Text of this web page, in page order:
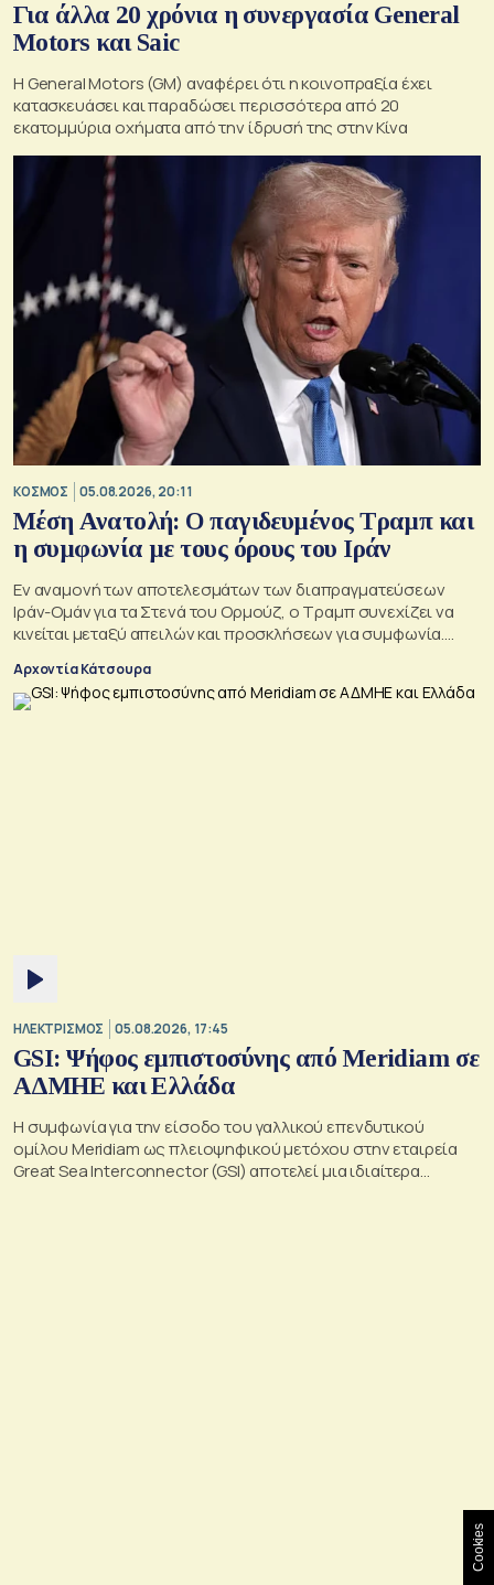
Για άλλα 20 χρόνια η συνεργασία General
Motors και Saic
Η General Motors (GM) αναφέρει ότι η κοινοπραξία έχει
κατασκευάσει και παραδώσει περισσότερα από 20
εκατομμύρια οχήματα από την ίδρυσή της στην Κίνα
ΚΟΣΜΟΣ 05.08.2026, 20:11
Μέση Ανατολή: Ο παγιδευμένος Τραμπ και
η συμφωνία με τους όρους του Ιράν
Εν αναμονή των αποτελεσμάτων των διαπραγματεύσεων
Ιράν-Ομάν για τα Στενά του Ορμούζ, ο Τραμπ συνεχίζει να
κινείται μεταξύ απειλών και προσκλήσεων για συμφωνία.
Μουσκάτ και Τεχεράνη.
Αρχοντία Κάτσουρα
ΗΛΕΚΤΡΙΣΜΟΣ 05.08.2026, 17:45
GSI: Ψήφος εμπιστοσύνης από Meridiam σε
ΑΔΜΗΕ και Ελλάδα
Η συμφωνία για την είσοδο του γαλλικού επενδυτικού
ομίλου Meridiam ως πλειοψηφικού μετόχου στην εταιρεία
Great Sea Interconnector (GSI) αποτελεί μια ιδιαίτερα
Cookies